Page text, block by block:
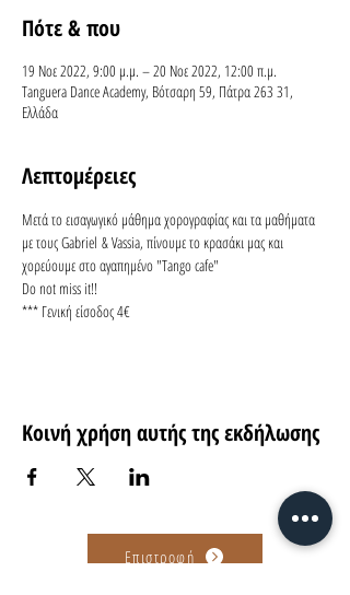
Πότε & που
19 Νοε 2022, 9:00 μ.μ. – 20 Νοε 2022, 12:00 π.μ.
Tanguera Dance Academy, Βότσαρη 59, Πάτρα 263 31,
Ελλάδα
Λεπτομέρειες
Μετά το εισαγωγικό μάθημα χορογραφίας και τα μαθήματα
με τους Gabriel & Vassia, πίνουμε το κρασάκι μας και
χορεύουμε στο αγαπημένο "Tango cafe"
Do not miss it!!
*** Γενική είσοδος 4€
Κοινή χρήση αυτής της εκδήλωσης
Επιστροφή